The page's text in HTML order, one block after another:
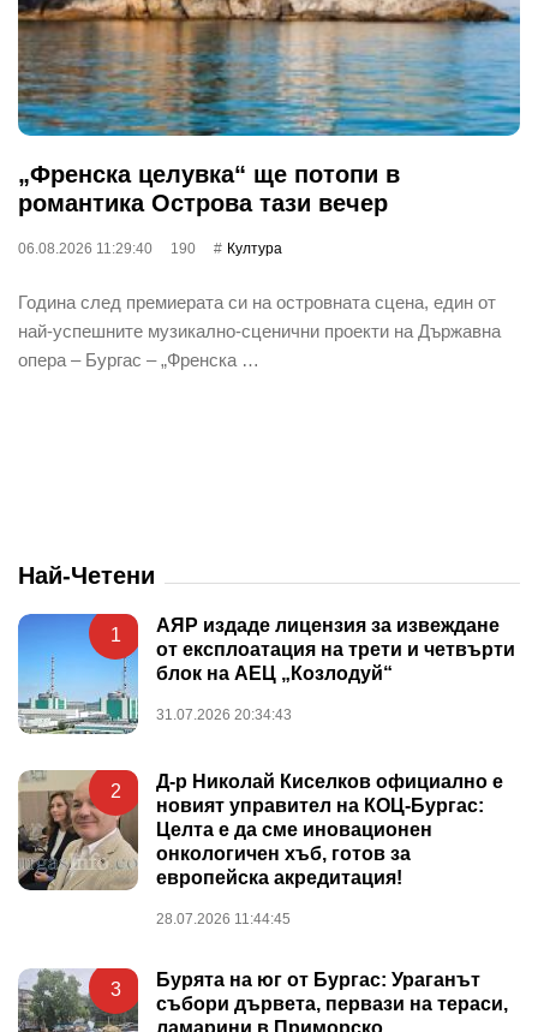
„Френска целувка“ ще потопи в
романтика Острова тази вечер
06.08.2026 11:29:40 190 Култура
Година след премиерата си на островната сцена, един от
най‐успешните музикално-сценични проекти на Държавна
опера – Бургас – „Френска …
Най-Четени
1
АЯР издаде лицензия за извеждане
от експлоатация на трети и четвърти
блок на АЕЦ „Козлодуй“
31.07.2026 20:34:43
2
Д-р Николай Киселков официално е
новият управител на КОЦ-Бургас:
Целта е да сме иновационен
онкологичен хъб, готов за
европейска акредитация!
28.07.2026 11:44:45
3
Бурята на юг от Бургас: Ураганът
събори дървета, первази на тераси,
ламарини в Приморско